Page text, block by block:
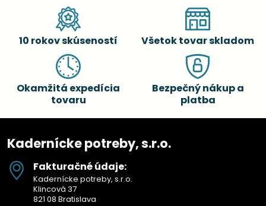
10 rokov skúseností Všetok tovar skladom
Okamžitá expedícia
tovaru
Bezpečný nákup a
platba
Kadernícke potreby, s.r.o.
Fakturačné údaje:
Kadernícke potreby, s.r.o.
Klincová 37
821 08 Bratislava